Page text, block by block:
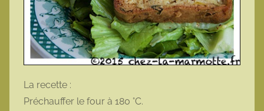
La recette :
Préchauffer le four à 180 °C.